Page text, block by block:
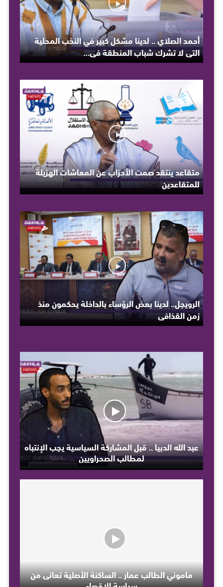
أحمد الصلاي .. لدينا مشكل كبير في النخب المحلية
التي لا تشرك شباب المنطقة في…
متقاعد ينتقد صمت الأحزاب عن المعاشات الهزيلة
للمتقاعدين
الرويجل.. لدينا بعض الرؤساء بالداخلة يحكمون منذ
زمن القذافي
عبد الله الدبيا .. قبل المشاركة السياسية يجب الإنتباه
لمطالب الصحراويين
ماموني الطالب عمار .. الساكنة الأصلية تعانى من